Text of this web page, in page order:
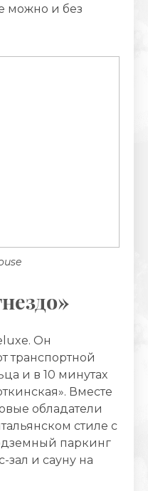
можно и без
Он
транспортной
и в 10 минутах
Вместе
обладатели
стиле с
паркинг
зал и сауну на